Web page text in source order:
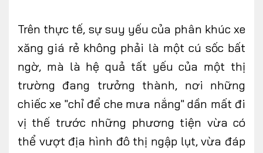
Facebook
CONTACT US
0972271616
ngocvu.vneconomy@gmail.com
Trên thực tế, sự suy yếu của phân khúc xe
xăng giá rẻ không phải là một cú sốc bất
ngờ, mà là hệ quả tất yếu của một thị
trường đang trưởng thành, nơi những
chiếc xe "chỉ để che mưa nắng" dần mất đi
vị thế trước những phương tiện vừa có
thể vượt địa hình đô thị ngập lụt, vừa đáp